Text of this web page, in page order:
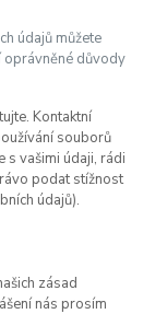
údajů můžete
oprávněné důvody
Kontaktní
souborů
s vašimi údaji, rádi
podat stížnost
údajů).
zásad
nás prosím